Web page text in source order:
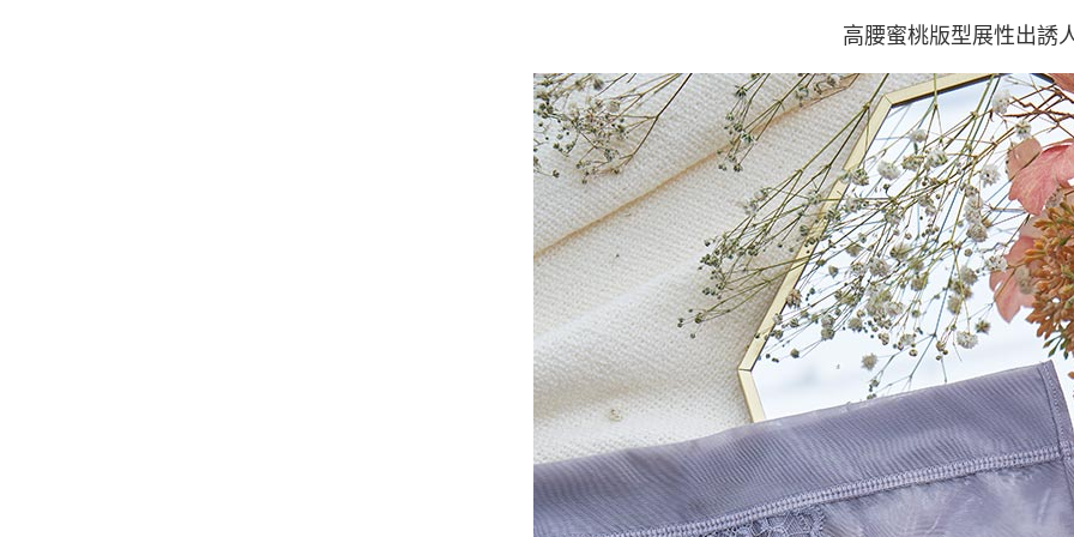
高腰蜜桃版型展性出誘